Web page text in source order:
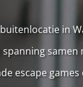
in
samen
escape